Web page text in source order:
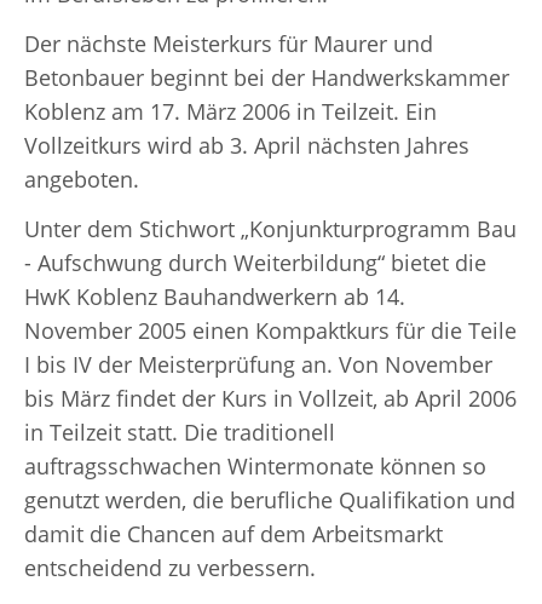
Der nächste Meisterkurs für Maurer und
Betonbauer beginnt bei der Handwerkskammer
Koblenz am 17. März 2006 in Teilzeit. Ein
Vollzeitkurs wird ab 3. April nächsten Jahres
angeboten.
Unter dem Stichwort „Konjunkturprogramm Bau
- Aufschwung durch Weiterbildung“ bietet die
HwK Koblenz Bauhandwerkern ab 14.
November 2005 einen Kompaktkurs für die Teile
I bis IV der Meisterprüfung an. Von November
bis März findet der Kurs in Vollzeit, ab April 2006
in Teilzeit statt. Die traditionell
auftragsschwachen Wintermonate können so
genutzt werden, die berufliche Qualifikation und
damit die Chancen auf dem Arbeitsmarkt
entscheidend zu verbessern.